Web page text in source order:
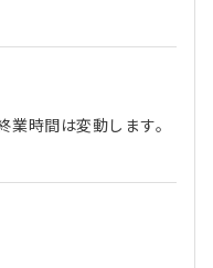
時間は変動します。